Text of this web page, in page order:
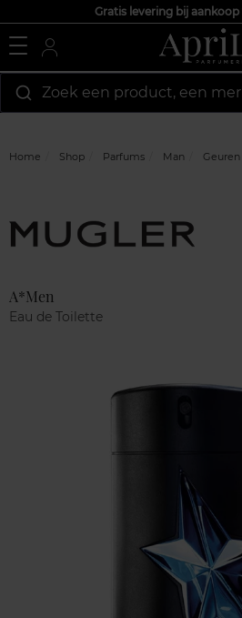
Gratis levering bij
Zoek een product, een
Home Shop Parfums Man Geuren
A*Men
Eau de Toilette